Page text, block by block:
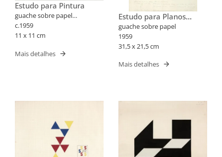
Estudo para Pintura
guache sobre papel
quadriculado
c.1959
11 x 11 cm
Mais detalhes
Estudo para Planos
interpostos
guache sobre papel
1959
31,5 x 21,5 cm
Mais detalhes